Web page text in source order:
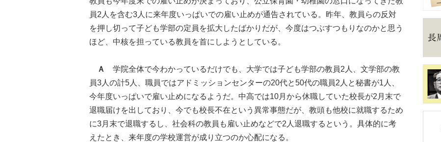
員2人を含む3人に来年度いっぱいでの雇い止めが通告されている。昨年、教員らの反対
を押し切って子ども学部の定員を拡大したばかりだが、今度はつぶすつもりなのかと思う
ほど、中核を担っている教員を首にしようとしている。
Ａ
学院全体で今わかっているだけでも、大学では子ども学部の教員2人、文学部の教
員3人の計5人、職員ではアドミッションセンターの20代と50代の職員2人と秘書が1人、
今年度いっぱいで雇い止めになるようだ。中高では10月から休職していた校長が2月末で
退職届けを出しており、今でも校長不在という異常事態だが、教頭も他校に就職するため
に3月末で退職するし、社会科の教員も雇い止めなどで2人退職するという。具体的に考
えたとき、来年度の学校運営が成り立つのか心配になる。